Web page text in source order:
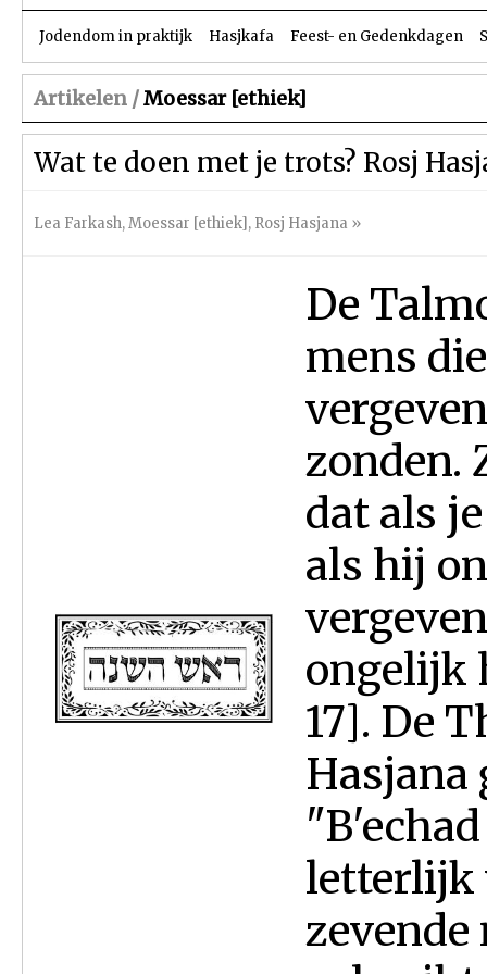
Jodendom in praktijk Hasjkafa Feest- en Gedenkdagen
Artikelen /Moessar [ethiek]
Wat te doen met je trots? Rosj
Lea Farkash,Moessar [ethiek], Rosj Hasjana »
De
mens
zonden.
dat als
als hij
ongelijk
17]. De
Hasjana
letterlijk